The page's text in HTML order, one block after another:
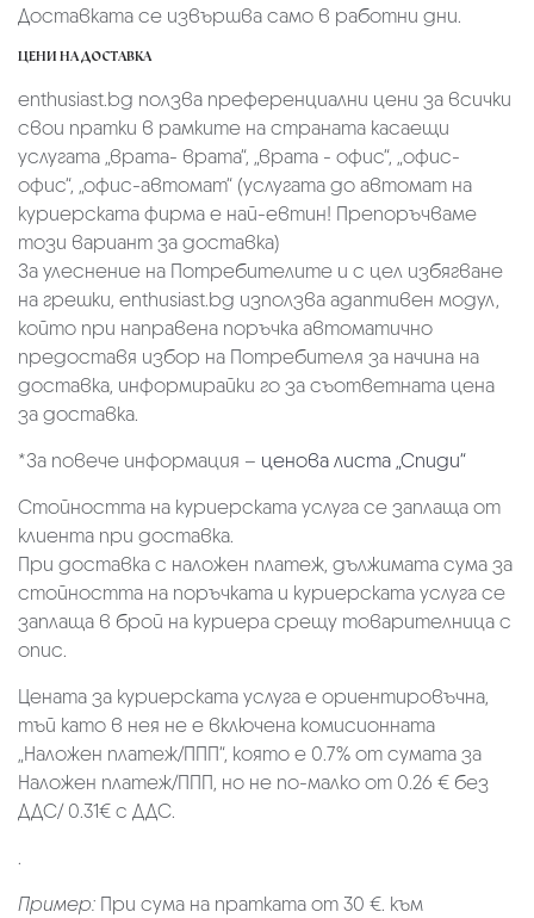
Доставката се извършва само в работни дни.
ЦЕНИ НА ДОСТАВКА
enthusiast.bg ползва преференциални цени за всички
свои пратки в рамките на страната касаещи
услугата „врата- врата“, „врата - офис“, „oфис-
офис“, „офис-автомат“ (услугата до автомат на
куриерската фирма е най-евтин! Препоръчваме
този вариант за доставка)
За улеснение на Потребителите и с цел избягване
на грешки, enthusiast.bg използва адаптивен модул,
който при направена поръчка автоматично
предоставя избор на Потребителя за начина на
доставка, информирайки го за съответната цена
за доставка.
*За повече информация – ценова листа „Спиди“
Стойността на куриерската услуга се заплаща от
клиента при доставка.
При доставка с наложен платеж, дължимата сума за
стойността на поръчката и куриерската услуга се
заплаща в брой на куриера срещу товарителница с
опис.
Цената за куриерската услуга е ориентировъчна,
тъй като в нея не е включена комисионната
„Наложен платеж/ППП“, която е 0.7% от сумата за
Наложен платеж/ППП, но не по-малко от 0.26 € без
ДДС/ 0.31€ с ДДС.
.
Пример: При сума на пратката от 30 €. към